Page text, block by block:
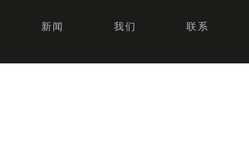
新闻 我们 联系